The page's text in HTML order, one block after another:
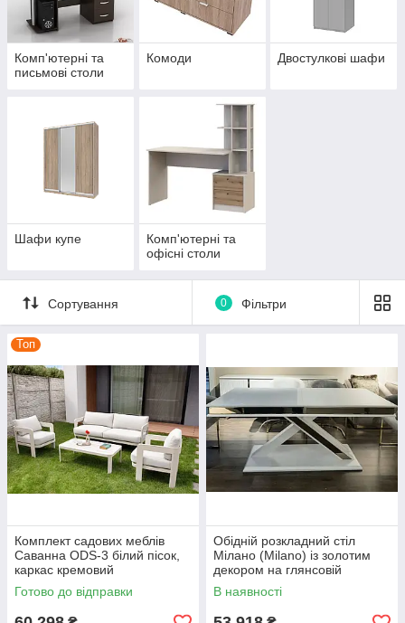
Комп'ютерні та
письмові столи
Комоди Двостулкові шафи
Шафи купе
Комп'ютерні та
офісні столи
Сортування 0 Фільтри
Топ
Комплект садових меблів
Саванна ODS-3 білий пісок,
каркас кремовий
(журнальний столик,
двомісний диван і два крісла)
Готово до відправки
Обідній розкладний стіл
Мілано (Milano) із золотим
декором на глянсовій
стільниці та нозі 180-220-
260х95 см
В наявності